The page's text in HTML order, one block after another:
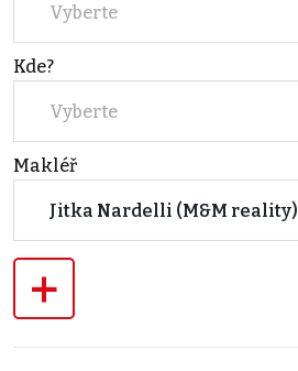
Vyberte
Kde?
Vyberte
Makléř
Jitka Nardelli (M&M reality)
+